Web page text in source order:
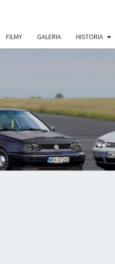
FILMY GALERIA HISTORIA
–